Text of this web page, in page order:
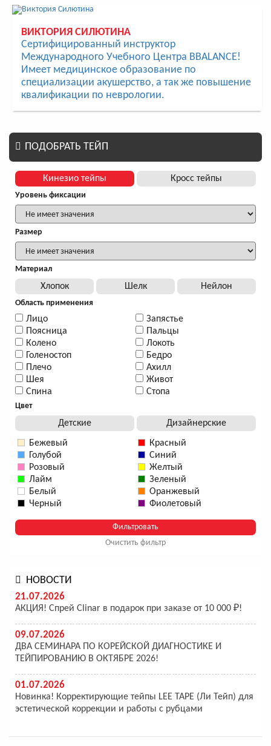
ВИКТОРИЯ СИЛЮТИНА
Сертифицированный инструктор
Международного Учебного Центра BBALANCE!
Имеет медицинское образование по
специализации акушерство, а так же повышение
квалификации по неврологии.
ПОДОБРАТЬ ТЕЙП
Кинезио тейпы Кросс тейпы
Уровень фиксации
Размер
Материал
Хлопок Шелк Нейлон
Область применения
Лицо
Поясница
Колено
Голеностоп
Плечо
Шея
Спина
Запястье
Пальцы
Локоть
Бедро
Ахилл
Живот
Стопа
Цвет
Детские Дизайнерские
Бежевый
Голубой
Розовый
Лайм
Белый
Черный
Красный
Синий
Желтый
Зеленый
Оранжевый
Фиолетовый
Очистить фильтр
НОВОСТИ
21.07.2026
АКЦИЯ! Спрей Clinar в подарок при заказе от 10 000 ₽!
09.07.2026
ДВА СЕМИНАРА ПО КОРЕЙСКОЙ ДИАГНОСТИКЕ И
ТЕЙПИРОВАНИЮ В ОКТЯБРЕ 2026!
01.07.2026
Новинка! Корректирующие тейпы LEE TAPE (Ли Тейп) для
эстетической коррекции и работы с рубцами